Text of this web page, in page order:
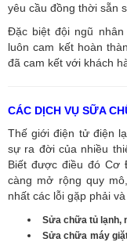
yêu cầu đồng thời sẵn
Đặc biệt đội ngũ
luôn cam kết hoàn
đã cam kết với khách
CÁC DỊCH VỤ SỮA
Thế giới điện tử điện
sự ra đời của nhiều
Biết được điều đó Cơ
càng mở rộng quy
nhất các lỗi gặp phải
Sửa chữa tủ lạnh,
Sửa chữa máy